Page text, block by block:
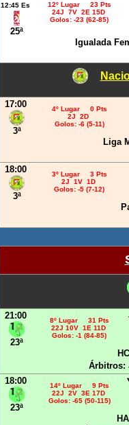
12:45 Es
25ª
12º Lugar 23 Pts
24J 7V 2E 15D
Golos: -23 (62-85)
Igualada
17:00
3ª
4º Lugar 0 Pts
2J 2D
Golos: -6 (5-11)
Liga
18:00
3ª
3º Lugar 3 Pts
2J 1V 1D
Golos: -5 (7-12)
21:00
23ª
8º Lugar 31 Pts
22J 10V 1E 11D
Golos: -1 (84-85)
Árbitros:
18:00
23ª
14º Lugar 9 Pts
22J 2V 3E 17D
Golos: -65 (50-115)